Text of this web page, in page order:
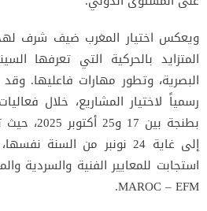
ويعكس اختيار المغرب ضيف شرف
المتزايد بالحركية التي تعرفها
البصرية، وتطور مهارات فاعليها.
رسمياً لاختيار المشاريع، خلال
بطنجة بين
إلى غاية 24 نونبر من السنة
MAROC – EFM.